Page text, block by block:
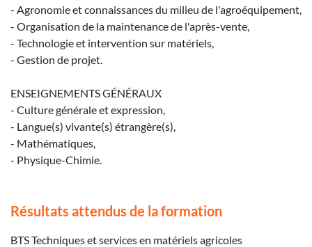
- Agronomie et connaissances du milieu de l'agroéquipement,
- Organisation de la maintenance de l'après-vente,
- Technologie et intervention sur matériels,
- Gestion de projet.
ENSEIGNEMENTS GÉNÉRAUX
- Culture générale et expression,
- Langue(s) vivante(s) étrangère(s),
- Mathématiques,
- Physique-Chimie.
Résultats attendus de la formation
BTS Techniques et services en matériels agricoles